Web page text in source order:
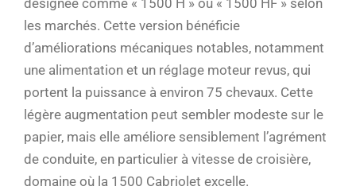
désignée comme « 1500 H » ou « 1500 HF » selon
les marchés. Cette version bénéficie
d’améliorations mécaniques notables, notamment
une alimentation et un réglage moteur revus, qui
portent la puissance à environ 75 chevaux. Cette
légère augmentation peut sembler modeste sur le
papier, mais elle améliore sensiblement l’agrément
de conduite, en particulier à vitesse de croisière,
domaine où la 1500 Cabriolet excelle.